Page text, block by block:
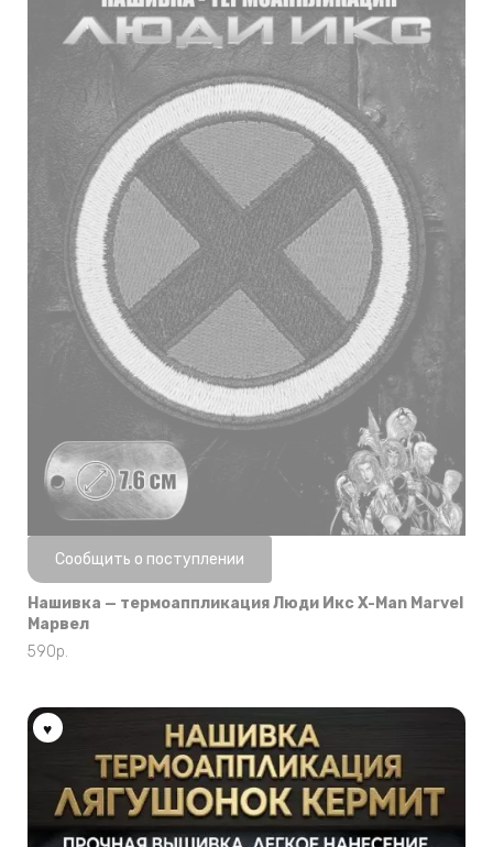
Нет в наличии
Сообщить о поступлении
Нашивка — термоаппликация Люди Икс X-Man Marvel
Марвел
590р.